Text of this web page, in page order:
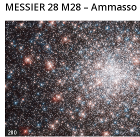
MESSIER 28 M28 –
280